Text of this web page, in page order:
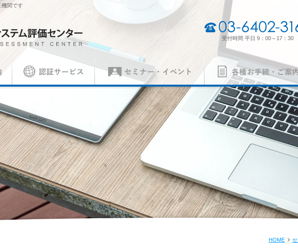
機関です
価センター
03-6402-3165
受付時間 平日 9：00～17：30
社長挨拶 経営理念・経営方針 事業所一覧
認証サービス
） ISO 9001（品質） ISO 14001 ISO 55001
ISO 45001（労働安全衛生） ISO 27001
MSAの審査
JIS製品認証の手続き 認証リスト
セミナー・イベント 各種お手続・ご案内
見積依頼書・各種申請書 異議申立て・苦情
認証移転のご案内 パンフレット
ISO審査員（契約審査員） 製品認証審査員（契約審査員）
HOME